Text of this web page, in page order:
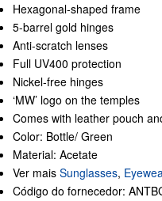
Hexagonal-shaped frame
5-barrel gold hinges
Anti-scratch lenses
Full UV400 protection
Nickel-free hinges
‘MW’ logo on the temples
Comes with leather pouch
Color: Bottle/ Green
Material: Acetate
Ver mais Sunglasses,
Código do fornecedor: